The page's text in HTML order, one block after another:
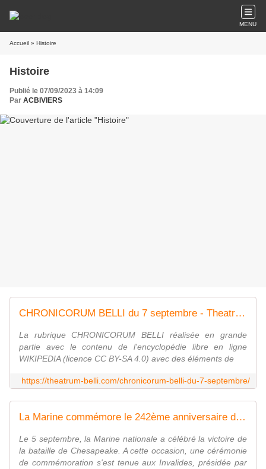
MENU
Accueil » Histoire
Histoire
Publié le 07/09/2023 à 14:09
Par ACBIVIERS
CHRONICORUM BELLI du 7 septembre - Theatrum Belli
La rubrique CHRONICORUM BELLI réalisée en grande
partie avec le contenu de l'encyclopédie libre en ligne
WIKIPEDIA (licence CC BY-SA 4.0) avec des éléments de
https://theatrum-belli.com/chronicorum-belli-du-7-septembre/
La Marine commémore le 242ème anniversaire de la bataille de Chesapeake
Le 5 septembre, la Marine nationale a célébré la victoire de
la bataille de Chesapeake. A cette occasion, une cérémonie
de commémoration s'est tenue aux Invalides, présidée par